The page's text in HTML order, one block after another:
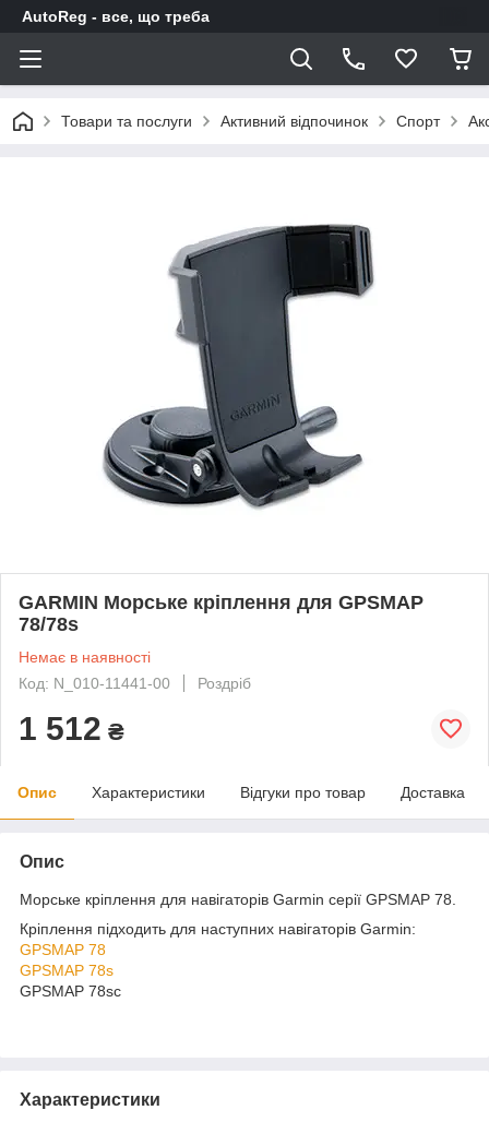
AutoReg - все, що треба
Товари та послуги Активний відпочинок Спорт
GARMIN Морське кріплення для GPSMAP
78/78s
Немає в наявності
Код: N_010-11441-00
Роздріб
1 512 ₴
Опис Характеристики Відгуки про товар Доставка
Опис
Морське кріплення для навігаторів Garmin серії GPSMAP 78.
Кріплення підходить для наступних навігаторів Garmin:
GPSMAP 78
GPSMAP 78s
GPSMAP 78sc
Характеристики